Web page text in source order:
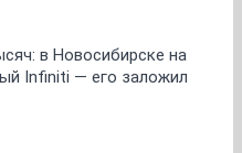
в Новосибирске на
Infiniti — его заложил